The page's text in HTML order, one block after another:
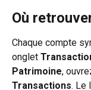
Où
Chaque compte
onglet
Patrimoine,
Transactions. Le